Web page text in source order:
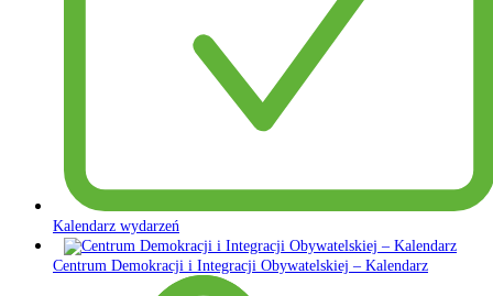
Kalendarz wydarzeń
Centrum Demokracji i Integracji Obywatelskiej – Kalendarz